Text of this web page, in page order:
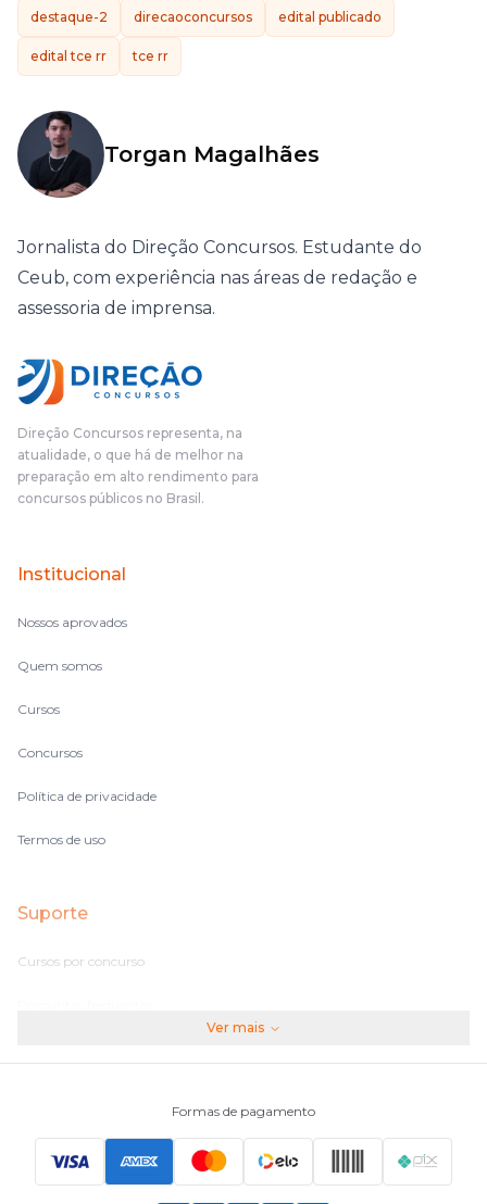
destaque-2 direcaoconcursos edital publicado
edital tce rr tce rr
Torgan Magalhães
Jornalista do Direção Concursos. Estudante do
Ceub, com experiência nas áreas de redação e
assessoria de imprensa.
Direção Concursos representa, na
atualidade, o que há de melhor na
preparação em alto rendimento para
concursos públicos no Brasil.
Institucional
Nossos aprovados
Quem somos
Cursos
Concursos
Política de privacidade
Termos de uso
Suporte
Cursos por concurso
Principais Concursos
Ver mais
Formas de pagamento